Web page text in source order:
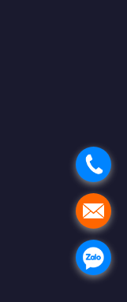
.
.
.